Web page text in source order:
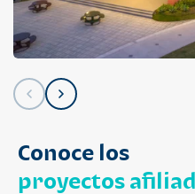
Conoce los
proyectos